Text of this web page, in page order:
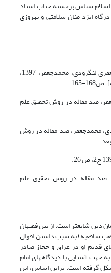
شناس برجسته جناب استاد
ایزد منان سلامتی و بهروزی
. ر. ک: علم موضوع‌شناسی، جعفری لنگرودی، محمدجعفر، 1397،
165.
صد مقاله در روش تحقیق علم
محمدجعفر، صد مقاله در روش
صد مقاله در روش تحقیق علم
دین شایع‏تر است. از بین فقیهان
شافعیه) به سبب داشتن اقوال
قدیم او در عراق و حجاز صادر
آشنایی با دیدگاه‏های امام
گرفته است. براین اساس، این